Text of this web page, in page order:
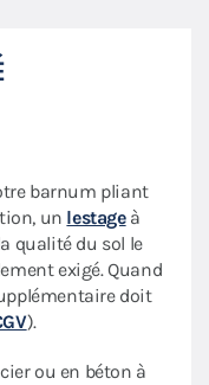
barnum pliant
un lestageà
qualité du sol le
exigé. Quand
doit
).
ou en béton à